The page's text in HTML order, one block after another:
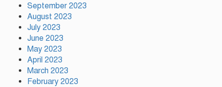
September 2023
August 2023
July 2023
June 2023
May 2023
April 2023
March 2023
February 2023